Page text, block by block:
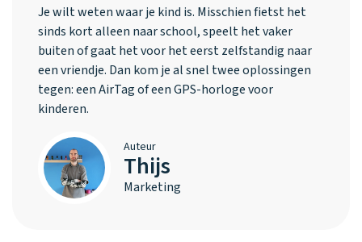
Je wilt weten waar je kind is. Misschien fietst het
sinds kort alleen naar school, speelt het vaker
buiten of gaat het voor het eerst zelfstandig naar
een vriendje. Dan kom je al snel twee oplossingen
tegen: een AirTag of een GPS-horloge voor
kinderen.
Auteur
Thijs
Marketing